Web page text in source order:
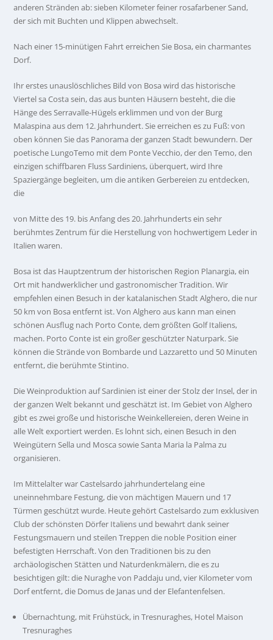
anderen Stränden ab: sieben Kilometer feiner rosafarbener Sand,
der sich mit Buchten und Klippen abwechselt.
Nach einer 15-minütigen Fahrt erreichen Sie Bosa, ein charmantes
Dorf.
Ihr erstes unauslöschliches Bild von Bosa wird das historische
Viertel sa Costa sein, das aus bunten Häusern besteht, die die
Hänge des Serravalle-Hügels erklimmen und von der Burg
Malaspina aus dem 12. Jahrhundert. Sie erreichen es zu Fuß: von
oben können Sie das Panorama der ganzen Stadt bewundern. Der
poetische LungoTemo mit dem Ponte Vecchio, der den Temo, den
einzigen schiffbaren Fluss Sardiniens, überquert, wird Ihre
Spaziergänge begleiten, um die antiken Gerbereien zu entdecken,
die
von Mitte des 19. bis Anfang des 20. Jahrhunderts ein sehr
berühmtes Zentrum für die Herstellung von hochwertigem Leder in
Italien waren.
Bosa ist das Hauptzentrum der historischen Region Planargia, ein
Ort mit handwerklicher und gastronomischer Tradition. Wir
empfehlen einen Besuch in der katalanischen Stadt Alghero, die nur
50 km von Bosa entfernt ist. Von Alghero aus kann man einen
schönen Ausflug nach Porto Conte, dem größten Golf Italiens,
machen. Porto Conte ist ein großer geschützter Naturpark. Sie
können die Strände von Bombarde und Lazzaretto und 50 Minuten
entfernt, die berühmte Stintino.
Die Weinproduktion auf Sardinien ist einer der Stolz der Insel, der in
der ganzen Welt bekannt und geschätzt ist. Im Gebiet von Alghero
gibt es zwei große und historische Weinkellereien, deren Weine in
alle Welt exportiert werden. Es lohnt sich, einen Besuch in den
Weingütern Sella und Mosca sowie Santa Maria la Palma zu
organisieren.
Im Mittelalter war Castelsardo jahrhundertelang eine
uneinnehmbare Festung, die von mächtigen Mauern und 17
Türmen geschützt wurde. Heute gehört Castelsardo zum exklusiven
Club der schönsten Dörfer Italiens und bewahrt dank seiner
Festungsmauern und steilen Treppen die noble Position einer
befestigten Herrschaft. Von den Traditionen bis zu den
archäologischen Stätten und Naturdenkmälern, die es zu
besichtigen gilt: die Nuraghe von Paddaju und, vier Kilometer vom
Dorf entfernt, die Domus de Janas und der Elefantenfelsen.
Übernachtung, mit Frühstück, in Tresnuraghes, Hotel Maison
Tresnuraghes